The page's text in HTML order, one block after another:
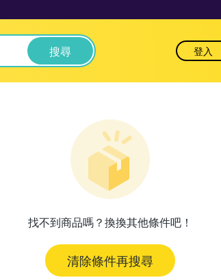
搜尋 登入
找不到商品嗎？換換其他條件吧！
清除條件再搜尋